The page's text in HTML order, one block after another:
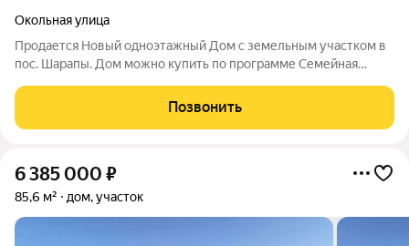
Окольная улица
Продается Новый одноэтажный Дом с земельным участком в
пос. Шарапы. Дом можно купить по программе Семейная
Продажа Дома напрямую от застройщика. Можем построить
дом на вашем или нашем участке.
Позвонить
6 385 000 ₽
85,6 м² дом, участок